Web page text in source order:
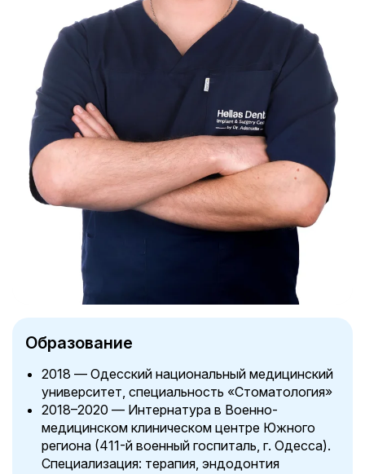
Образование
2018 — Одесский национальный медицинский
университет, специальность «Стоматология»
2018–2020 — Интернатура в Военно-
медицинском клиническом центре Южного
региона (411-й военный госпиталь, г. Одесса).
Специализация: терапия, эндодонтия